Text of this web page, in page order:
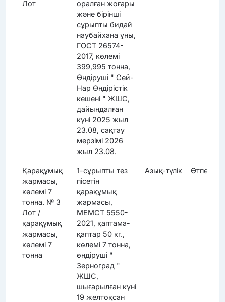
Лот
оралған жоғары
және бірінші
сұрыпты бидай
наубайхана ұны,
ГОСТ 26574-
2017, көлемі
399,995 тонна,
Өндіруші " Сей-
Нар Өндірістік
кешені " ЖШС,
дайындалған
күні 2025 жыл
23.08, сақтау
мерзімі 2026
жыл 23.08.
Қарақұмық
жармасы,
көлемі 7
тонна. № 3
Лот /
қарақұмық
жармасы,
көлемі 7
тонна
1-сұрыпты тез
пісетін
қарақұмық
жармасы,
МЕМСТ 5550-
2021, қаптама-
қаптар 50 кг.,
көлемі 7 тонна,
өндіруші "
Зерноград "
ЖШС,
шығарылған күні
19 желтоқсан
Азық-түлік Өтпеді